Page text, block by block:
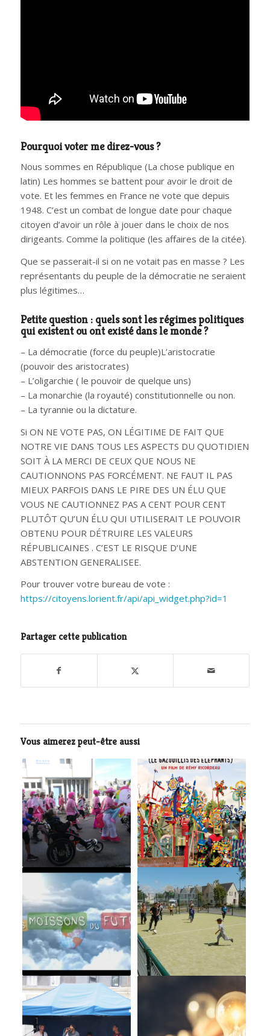
Pourquoi voter me direz-vous ?
Nous sommes en République (La chose publique en
latin) Les hommes se battent pour avoir le droit de
vote. Et les femmes en France ne vote que depuis
1948. C’est un combat de longue date pour chaque
citoyen d’avoir un rôle à jouer dans le choix de nos
dirigeants. Comme la politique (les affaires de la citée).
Que se passerait-il si on ne votait pas en masse ? Les
représentants du peuple de la démocratie ne seraient
plus légitimes…
Petite question : quels sont les régimes politiques
qui existent ou ont existé dans le monde ?
– La démocratie (force du peuple)L’aristocratie
(pouvoir des aristocrates)
– L’oligarchie ( le pouvoir de quelque uns)
– La monarchie (la royauté) constitutionnelle ou non.
– La tyrannie ou la dictature.
Si ON NE VOTE PAS, ON LÉGITIME DE FAIT QUE
NOTRE VIE DANS TOUS LES ASPECTS DU QUOTIDIEN
SOIT À LA MERCI DE CEUX QUE NOUS NE
CAUTIONNONS PAS FORCÉMENT. NE FAUT IL PAS
MIEUX PARFOIS DANS LE PIRE DES UN ÉLU QUE
VOUS NE CAUTIONNEZ PAS A CENT POUR CENT
PLUTÔT QU’UN ÉLU QUI UTILISERAIT LE POUVOIR
OBTENU POUR DÉTRUIRE LES VALEURS
RÉPUBLICAINES . C’EST LE RISQUE D’UNE
ABSTENTION GENERALISEE.
Pour trouver votre bureau de vote :
https://citoyens.lorient.fr/api/api_widget.php?id=1
Partager cette publication
Vous aimerez peut-être aussi